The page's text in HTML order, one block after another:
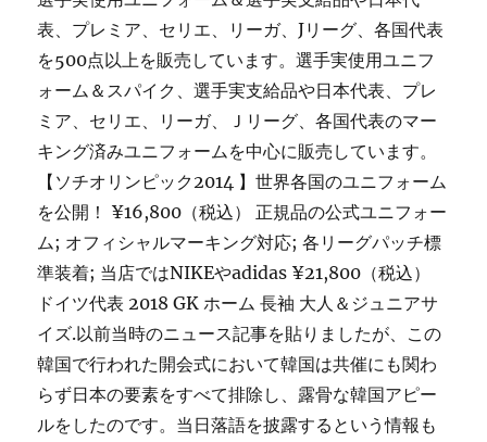
表、プレミア、セリエ、リーガ、Jリーグ、各国代表
を500点以上を販売しています。選手実使用ユニフ
ォーム＆スパイク、選手実支給品や日本代表、プレ
ミア、セリエ、リーガ、Ｊリーグ、各国代表のマー
キング済みユニフォームを中心に販売しています。
【ソチオリンピック2014 】世界各国のユニフォーム
を公開！ ¥16,800（税込） 正規品の公式ユニフォー
ム; オフィシャルマーキング対応; 各リーグパッチ標
準装着; 当店ではNIKEやadidas ¥21,800（税込）
ドイツ代表 2018 GK ホーム 長袖 大人＆ジュニアサ
イズ.以前当時のニュース記事を貼りましたが、この
韓国で行われた開会式において韓国は共催にも関わ
らず日本の要素をすべて排除し、露骨な韓国アピー
ルをしたのです。当日落語を披露するという情報も